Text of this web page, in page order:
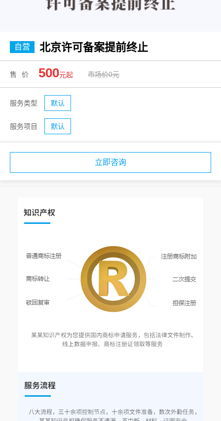
自营 北京许可备案提前终止
售价 500元起 市场价0元
服务类型 默认
服务项目 默认
立即咨询